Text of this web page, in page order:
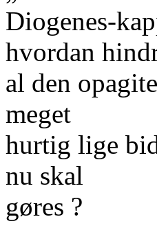
Diogenes-
hvordan
al den
meget
hurtig lige
nu skal
gøres ?